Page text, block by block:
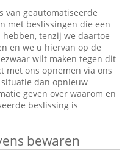
van geautomatiseerde
met beslissingen die een
tenzij we daartoe
en we u hiervan op de
wilt maken tegen dit
met ons opnemen via ons
dan opnieuw
geven over waarom en
beslissing is
bewaren